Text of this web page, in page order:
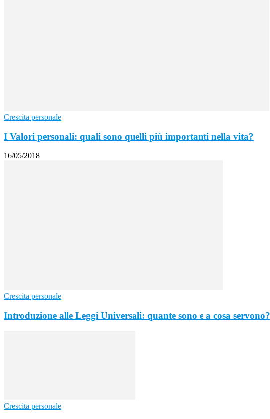
Crescita personale
I Valori personali: quali sono quelli più importanti nella vita?
16/05/2018
Crescita personale
Introduzione alle Leggi Universali: quante sono e a cosa servono?
Crescita personale